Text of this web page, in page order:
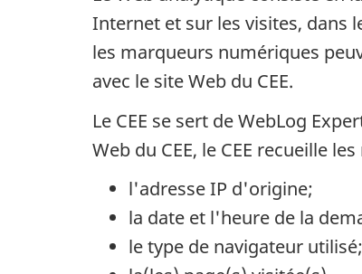
Internet et sur les visites, dans
les marqueurs numériques
avec le site Web du CEE.
Le CEE se sert de WebLog
Web du CEE, le CEE recueille
l'adresse IP d'origine;
la date et l'heure de la
le type de navigateur utilisé;